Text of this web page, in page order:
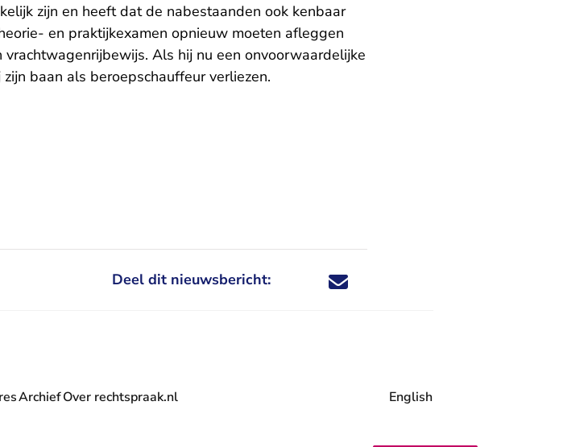
zijn en heeft dat de nabestaanden ook kenbaar
en praktijkexamen opnieuw moeten afleggen
Als hij nu een onvoorwaardelijke
baan als beroepschauffeur verliezen.
Deel dit nieuwsbericht: Deel dit nieuwsbericht via X - U verlaat
Deel dit nieuwsbericht via Facebook - U
Deel dit nieuwsbericht via e-mail
Deel dit nieuwsbericht via LinkedIn - U
Rechtspraak.nl
ArchiefOver rechtspraak.nl English